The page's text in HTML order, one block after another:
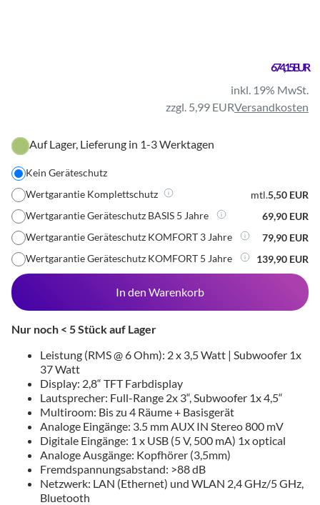
674,15 EUR
inkl. 19% MwSt.
zzgl. 5,99 EURVersandkosten
Auf Lager, Lieferung in 1-3 Werktagen
Kein Geräteschutz
Wertgarantie Komplettschutz
5,50 EUR
mtl.
Wertgarantie Geräteschutz BASIS 5 Jahre
69,90 EUR
Wertgarantie Geräteschutz KOMFORT 3 Jahre
79,90 EUR
Wertgarantie Geräteschutz KOMFORT 5 Jahre
139,90 EUR
In den Warenkorb
Nur noch < 5 Stück auf Lager
Leistung (RMS @ 6 Ohm): 2 x 3,5 Watt | Subwoofer 1x
37 Watt
Display: 2,8“ TFT Farbdisplay
Lautsprecher: Full-Range 2x 3“, Subwoofer 1x 4,5“
Multiroom: Bis zu 4 Räume + Basisgerät
Analoge Eingänge: 3.5 mm AUX IN Stereo 800 mV
Digitale Eingänge: 1 x USB (5 V, 500 mA) 1x optical
Analoge Ausgänge: Kopfhörer (3,5mm)
Fremdspannungsabstand: >88 dB
Netzwerk: LAN (Ethernet) und WLAN 2,4 GHz/5 GHz,
Bluetooth